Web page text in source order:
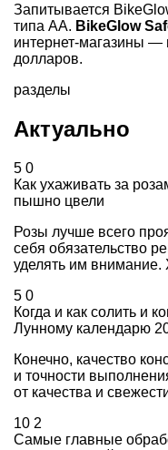
Запитывается
типа АА. BikeGlow
интернет-магазины —
долларов.
разделы
Актуально
5 0
Как ухаживать за
пышно цвели
Розы лучше всего
себя обязательство
уделять им внимание.
5 0
Когда и как солить и
Лунному календарю
Конечно, качество
и точности
от качества и
10 2
Самые главные